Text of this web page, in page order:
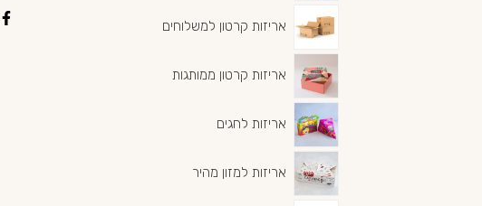
אריזות קרטון למשלוחים
אריזות קרטון ממותגות
אריזות לחגים
אריזות למזון מהיר